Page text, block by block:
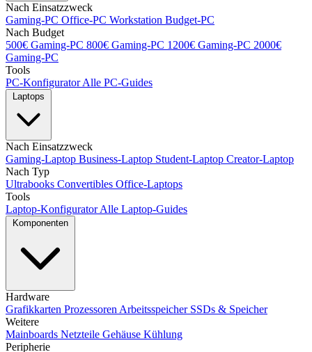
Nach Einsatzzweck
Gaming-PC Office-PC Workstation Budget-PC
Nach Budget
500€ Gaming-PC 800€ Gaming-PC 1200€ Gaming-PC 2000€
Gaming-PC
Tools
PC-KonfiguratorAlle PC-Guides
Laptops
Nach Einsatzzweck
Gaming-Laptop Business-Laptop Student-Laptop Creator-Laptop
Nach Typ
Ultrabooks Convertibles Office-Laptops
Tools
Laptop-KonfiguratorAlle Laptop-Guides
Komponenten
Hardware
Grafikkarten Prozessoren Arbeitsspeicher SSDs & Speicher
Weitere
Mainboards Netzteile Gehäuse Kühlung
Peripherie